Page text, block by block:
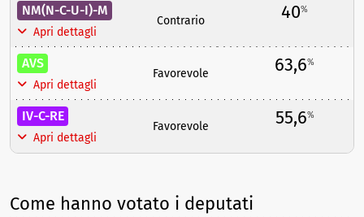
NM(N-C-U-I)-M
Apri dettagli
Contrario 40%
AVS
Apri dettagli
Favorevole 63,6%
IV-C-RE
Apri dettagli
Favorevole 55,6%
Come hanno votato i deputati